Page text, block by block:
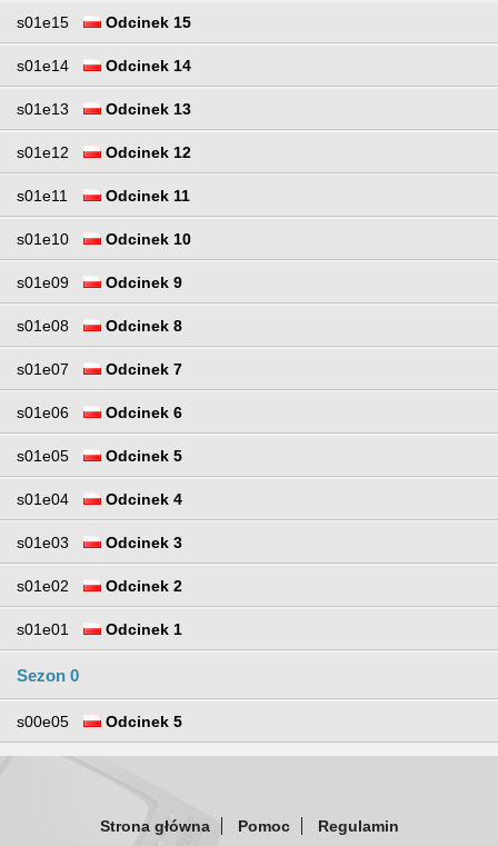
s01e15 Odcinek 15
s01e14 Odcinek 14
s01e13 Odcinek 13
s01e12 Odcinek 12
s01e11 Odcinek 11
s01e10 Odcinek 10
s01e09 Odcinek 9
s01e08 Odcinek 8
s01e07 Odcinek 7
s01e06 Odcinek 6
s01e05 Odcinek 5
s01e04 Odcinek 4
s01e03 Odcinek 3
s01e02 Odcinek 2
s01e01 Odcinek 1
Sezon 0
s00e05 Odcinek 5
Strona główna Pomoc Regulamin